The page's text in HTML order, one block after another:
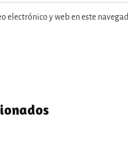
electrónico y web en este